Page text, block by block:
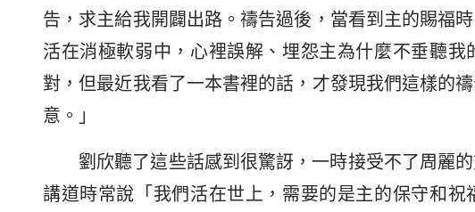
告，求主給我開闢出路。禱告過後，當看到主的賜福
活在消極軟弱中，心裡誤解、埋怨主為什麼不垂聽
對，但最近我看了一本書裡的話，才發現我們這樣的
意。」
劉欣聽了這些話感到很驚訝，一時接受不了周麗
講道時常說「我們活在世上，需要的是主的保守和